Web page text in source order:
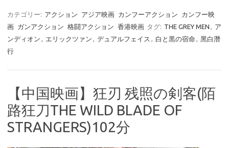
カテゴリー: アクション アジア映画 カンフーアクション
カンフー映
画 ガンアクション 格闘アクション 香港映画 タグ: THE GREY MEN , ア
ンディオン , エリックツァン , デュアルフェイス , 白と黒の宿命 , 黑白潛
行
【中国映画】狂刃 残照の剣客(陌
路狂刀THE WILD BLADE OF
STRANGERS)102分